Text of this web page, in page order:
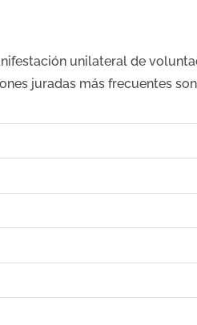
unilateral de
juradas más frecuentes